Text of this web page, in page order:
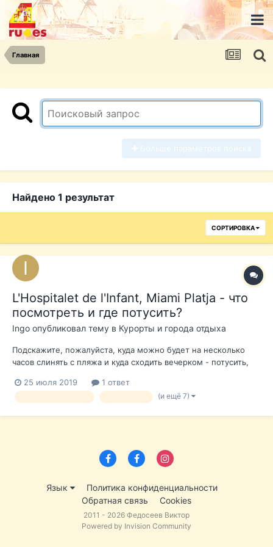
Главная
Найдено 1 результат
СОРТИРОВКА
L'Hospitalet de l'Infant, Miami Platja - что
посмотреть и где потусить?
Ingo опубликовал тему в Курорты и города отдыха
Подскажите, пожалуйста, куда можно будет на несколько
часов слинять с пляжа и куда сходить вечерком - потусить,
районе Госпиталет-дель-Инфант, Вандельос, Миами-Платья?
Нас двое, пара, 30+ 🙂
25 июля 2019 1 ответ
(и ещё 7)
Язык
Политика конфиденциальности
Обратная связь
Cookies
2011 - 2026 Федосеев Виктор
Powered by Invision Community